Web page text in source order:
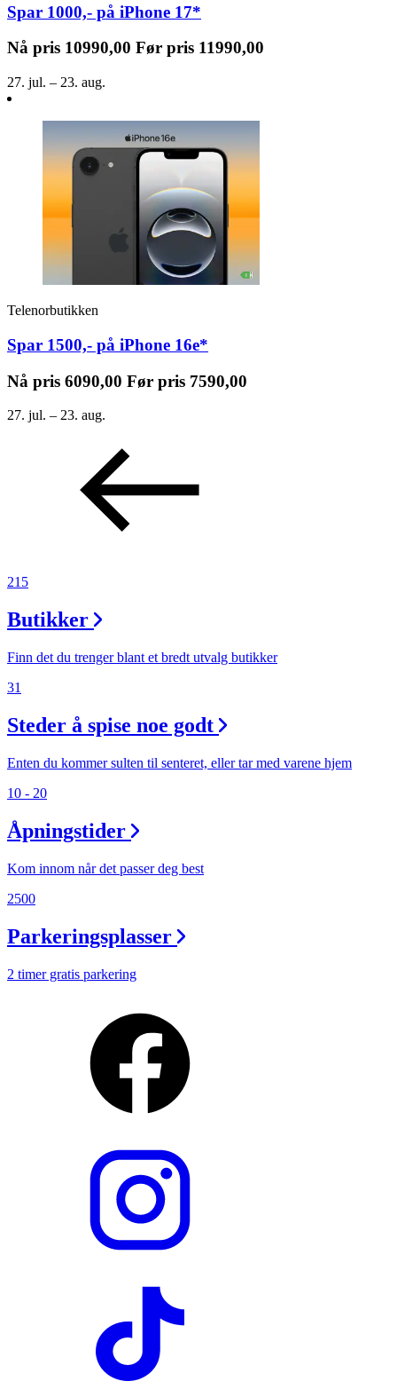
Spar 1000,- på iPhone 17*
Nå pris 10990,00 Før pris 11990,00
27. jul. – 23. aug.
Telenorbutikken
Spar 1500,- på iPhone 16e*
Nå pris 6090,00 Før pris 7590,00
27. jul. – 23. aug.
215
Butikker
Finn det du trenger blant et bredt utvalg butikker
31
Steder å spise noe godt
Enten du kommer sulten til senteret, eller tar med varene hjem
10 - 20
Åpningstider
Kom innom når det passer deg best
2500
Parkeringsplasser
2 timer gratis parkering